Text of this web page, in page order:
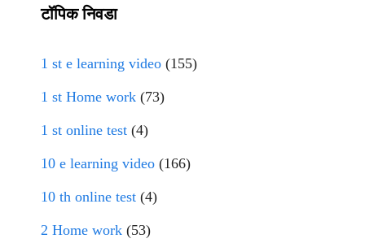
टॉपिक निवडा
1 st e learning video (155)
1 st Home work (73)
1 st online test (4)
10 e learning video (166)
10 th online test (4)
2 Home work (53)